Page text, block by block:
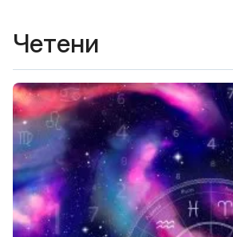
Четени